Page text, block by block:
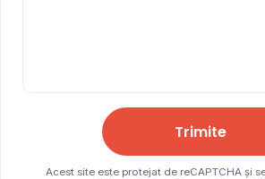
Trimite
Acest site este protejat de reCAPTCHA și